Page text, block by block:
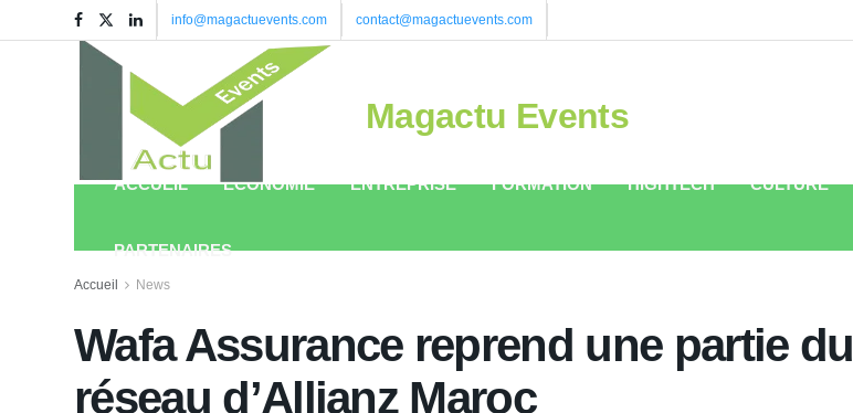
info@magactuevents.com contact@magactuevents.com
Magactu Events
ACCUEIL ÉCONOMIE ENTREPRISE FORMATION HIGHTECH CULTURE
PARTENAIRES
Accueil News
Wafa Assurance reprend une partie du
réseau d’Allianz Maroc